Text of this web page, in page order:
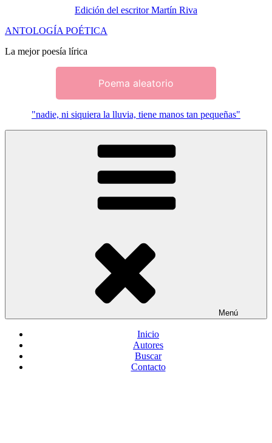
Edición del escritor Martín Riva
Saltar
contenido
ANTOLOGÍA POÉTICA
La mejor poesía lírica
Poema aleatorio
"nadie, ni siquiera la lluvia, tiene manos tan pequeñas"
Menú
Inicio
Autores
Buscar
Contacto